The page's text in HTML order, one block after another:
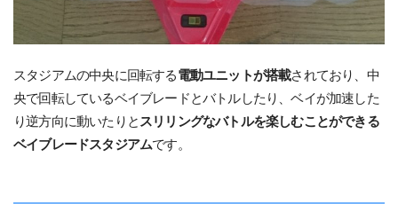
スタジアムの中央に回転する電動ユニットが搭載されており、中
央で回転しているベイブレードとバトルしたり、ベイが加速した
り逆方向に動いたりと スリリングなバトルを楽しむことができる
ベイブレードスタジアムです。